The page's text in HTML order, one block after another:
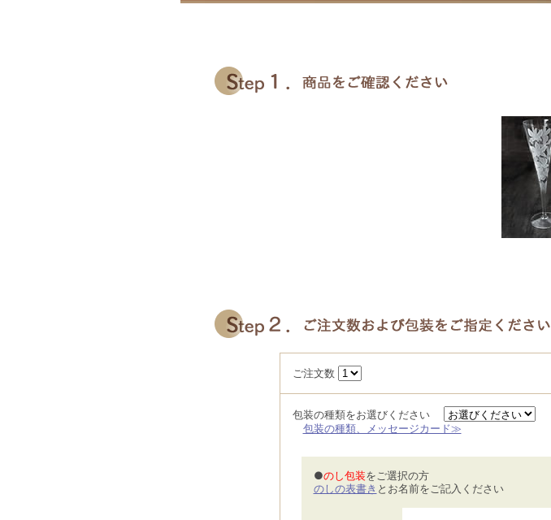
ご注文数
包装の種類をお選びください
包装の種類、メッセージカード≫
●のし包装をご選択の方
のしの表書き とお名前をご記入ください